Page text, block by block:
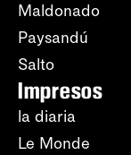
Maldonado
Paysandú
Salto
Impresos
la diaria
Le Monde